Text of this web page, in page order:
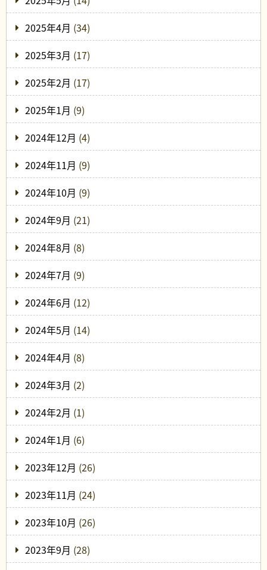
2025年4月 (34)
2025年3月 (17)
2025年2月 (17)
2025年1月 (9)
2024年12月 (4)
2024年11月 (9)
2024年10月 (9)
2024年9月 (21)
2024年8月 (8)
2024年7月 (9)
2024年6月 (12)
2024年5月 (14)
2024年4月 (8)
2024年3月 (2)
2024年2月 (1)
2024年1月 (6)
2023年12月 (26)
2023年11月 (24)
2023年10月 (26)
2023年9月 (28)